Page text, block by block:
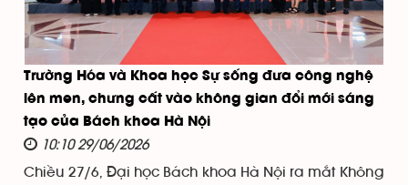
Trường Hóa và Khoa học Sự sống đưa công nghệ
lên men, chưng cất vào không gian đổi mới sáng
tạo của Bách khoa Hà Nội
10:10 29/06/2026
Chiều 27/6, Đại học Bách khoa Hà Nội ra mắt Không